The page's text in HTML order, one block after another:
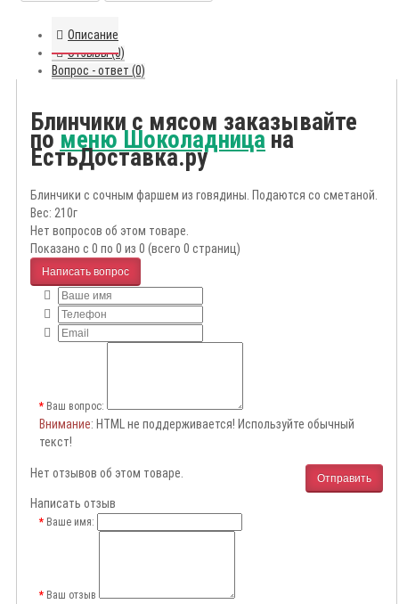
Описание
Отзывы (0)
Вопрос - ответ (0)
Блинчики с мясом заказывайте
поменю Шоколадницана
ЕстьДоставка.ру
Блинчики с сочным фаршем из говядины. Подаются со сметаной.
Вес: 210г
Нет вопросов об этом товаре.
Показано с 0 по 0 из 0 (всего 0 страниц)
Написать вопрос
Ваш вопрос:
Внимание: HTML не поддерживается! Используйте обычный
текст!
Отправить
Нет отзывов об этом товаре.
Написать отзыв
Ваше имя:
Ваш отзыв